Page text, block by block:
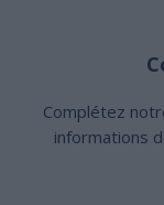
Complétez
informations